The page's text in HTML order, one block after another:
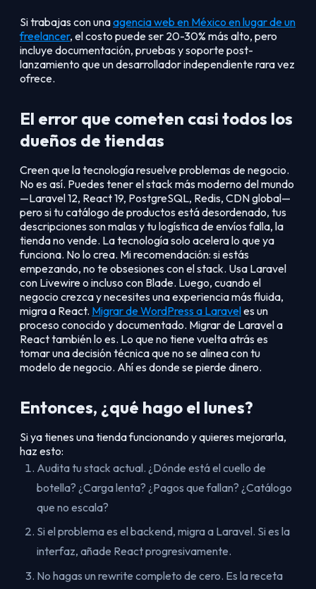
Si trabajas con unaagencia web en México en lugar de un
freelancer, el costo puede ser 20-30% más alto, pero
incluye documentación, pruebas y soporte post-
lanzamiento que un desarrollador independiente rara vez
ofrece.
El error que cometen casi todos los
dueños de tiendas
Creen que la tecnología resuelve problemas de negocio.
No es así. Puedes tener el stack más moderno del mundo
—Laravel 12, React 19, PostgreSQL, Redis, CDN global—
pero si tu catálogo de productos está desordenado, tus
descripciones son malas y tu logística de envíos falla, la
tienda no vende. La tecnología solo acelera lo que ya
funciona. No lo crea. Mi recomendación: si estás
empezando, no te obsesiones con el stack. Usa Laravel
con Livewire o incluso con Blade. Luego, cuando el
negocio crezca y necesites una experiencia más fluida,
migra a React. Migrar de WordPress a Laraveles un
proceso conocido y documentado. Migrar de Laravel a
React también lo es. Lo que no tiene vuelta atrás es
tomar una decisión técnica que no se alinea con tu
modelo de negocio. Ahí es donde se pierde dinero.
Entonces, ¿qué hago el lunes?
Si ya tienes una tienda funcionando y quieres mejorarla,
haz esto:
Audita tu stack actual. ¿Dónde está el cuello de
botella? ¿Carga lenta? ¿Pagos que fallan? ¿Catálogo
que no escala?
Si el problema es el backend, migra a Laravel. Si es la
interfaz, añade React progresivamente.
No hagas un rewrite completo de cero. Es la receta